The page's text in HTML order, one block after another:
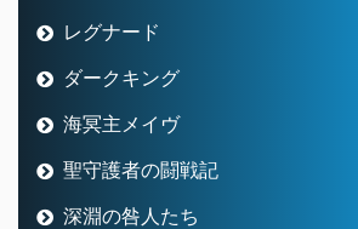
レグナード
ダークキング
海冥主メイヴ
聖守護者の闘戦記
深淵の咎人たち